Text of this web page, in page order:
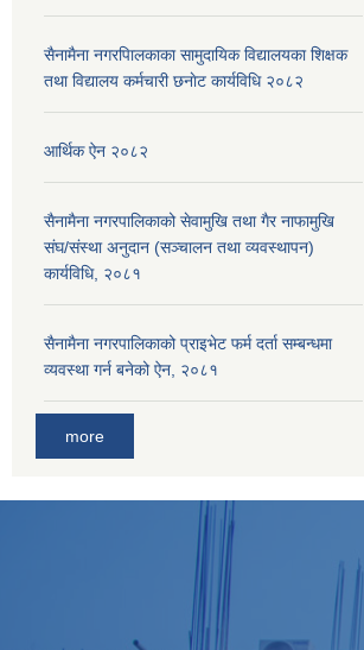
सैनामैना नगरपािलकाका सामुदायिक विद्यालयका शिक्षक
तथा विद्यालय कर्मचारी छनाेट कार्यविधि २०८२
आर्थिक ऐन २०८२
सैनामैना नगरपालिकाको सेवामुखि तथा गैर नाफामुखि
संघ/संस्था अनुदान (सञ्चालन तथा व्यवस्थापन)
कार्यविधि, २०८१
सैनामैना नगरपालिकाको प्राइभेट फर्म दर्ता सम्बन्धमा
व्यवस्था गर्न बनेको ऐन, २०८१
more